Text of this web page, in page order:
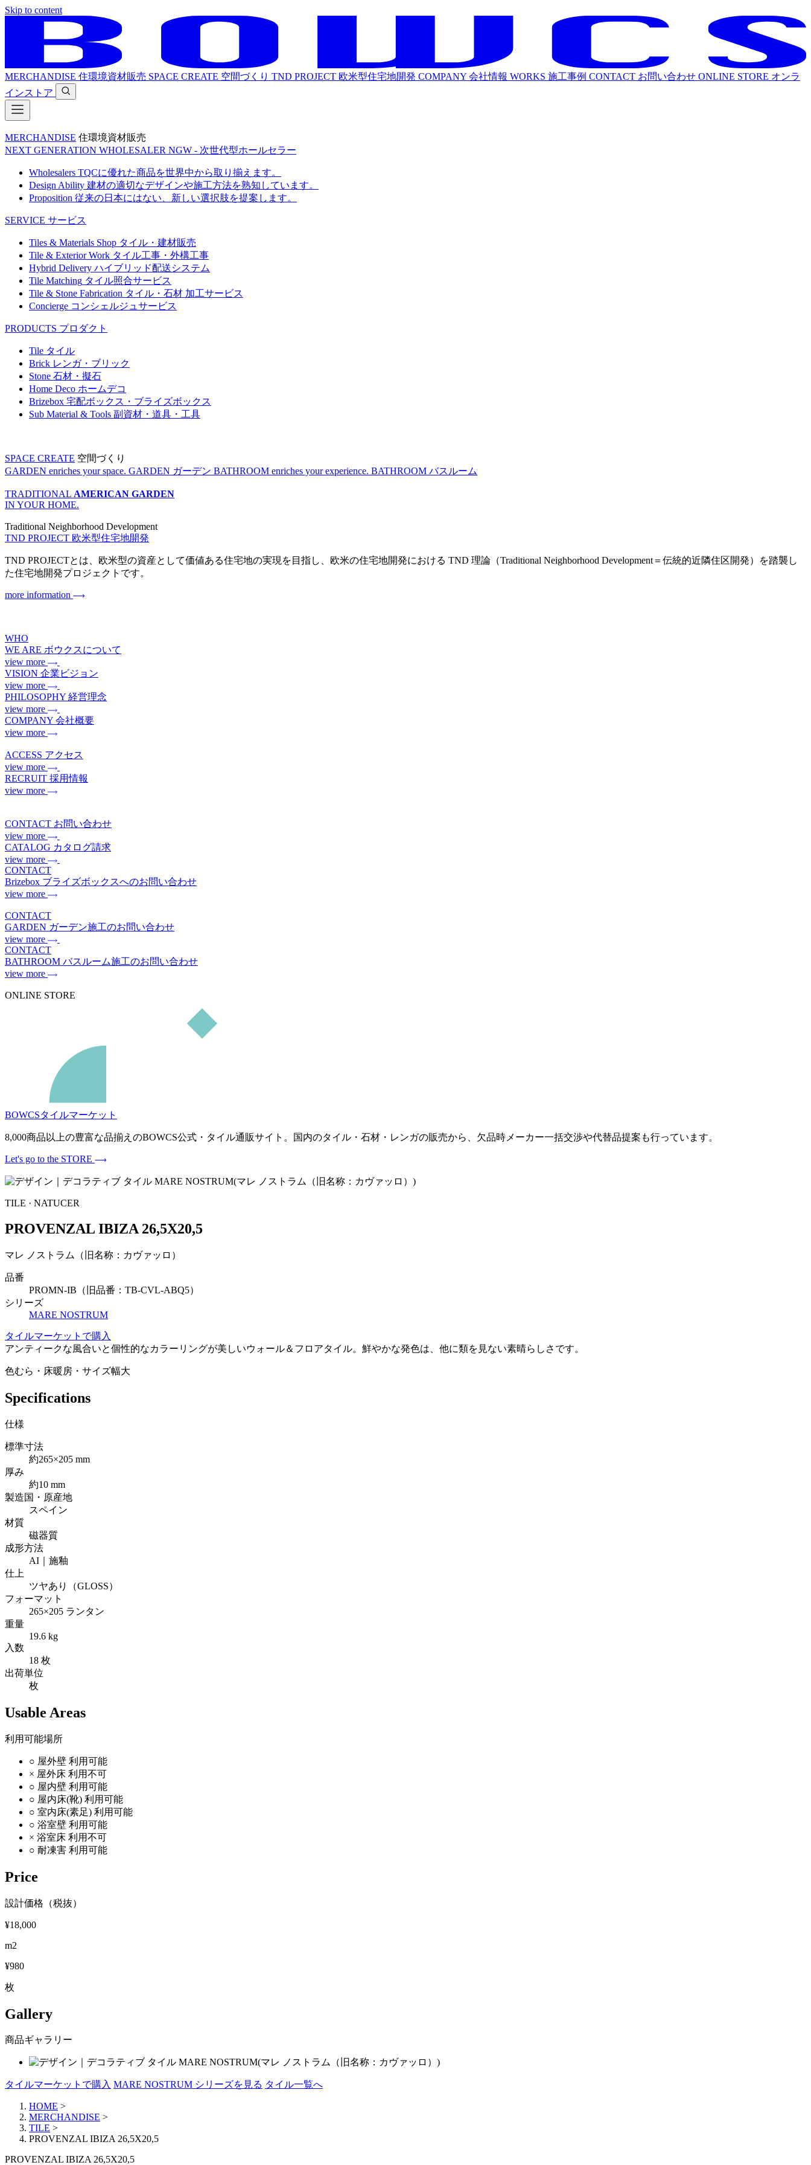
Skip to content
MERCHANDISE 住環境資材販売 SPACE CREATE 空間づくり TND PROJECT 欧米型住宅地開発 COMPANY 会社情報 WORKS 施工事例 CONTACT お問い合わせ ONLINE STORE オンラ
インストア
MERCHANDISE 住環境資材販売
NEXT GENERATION WHOLESALER NGW - 次世代型ホールセラー
Wholesalers TQCに優れた商品を世界中から取り揃えます。
Design Ability 建材の適切なデザインや施工方法を熟知しています。
Proposition 従来の日本にはない、新しい選択肢を提案します。
SERVICE サービス
Tiles & Materials Shop タイル・建材販売
Tile & Exterior Work タイル工事・外構工事
Hybrid Delivery ハイブリッド配送システム
Tile Matching タイル照合サービス
Tile & Stone Fabrication タイル・石材 加工サービス
Concierge コンシェルジュサービス
PRODUCTS プロダクト
Tile タイル
Brick レンガ・ブリック
Stone 石材・擬石
Home Deco ホームデコ
Brizebox 宅配ボックス・ブライズボックス
Sub Material & Tools 副資材・道具・工具
SPACE CREATE 空間づくり
GARDEN enriches your space. GARDEN ガーデン BATHROOM enriches your experience. BATHROOM バスルーム
TRADITIONAL AMERICAN GARDEN
IN YOUR HOME.
Traditional Neighborhood Development
TND PROJECT 欧米型住宅地開発
TND PROJECTとは、欧米型の資産として価値ある住宅地の実現を目指し、欧米の住宅地開発における TND 理論（Traditional Neighborhood Development＝伝統的近隣住区開発）を踏襲し
た住宅地開発プロジェクトです。
more information
WHO
WE ARE ボウクスについて
view more
VISION 企業ビジョン
view more
PHILOSOPHY 経営理念
view more
COMPANY 会社概要
view more
ACCESS アクセス
view more
RECRUIT 採用情報
view more
CONTACT お問い合わせ
view more
CATALOG カタログ請求
view more
CONTACT
Brizebox ブライズボックスへのお問い合わせ
view more
CONTACT
GARDEN ガーデン施工のお問い合わせ
view more
CONTACT
BATHROOM バスルーム施工のお問い合わせ
view more
ONLINE STORE
BOWCSタイルマーケット
8,000商品以上の豊富な品揃えのBOWCS公式・タイル通販サイト。国内のタイル・石材・レンガの販売から、欠品時メーカー一括交渉や代替品提案も行っています。
Let's go to the STORE
TILE · NATUCER
PROVENZAL IBIZA 26,5X20,5
マレ ノストラム（旧名称：カヴァッロ）
品番
PROMN-IB（旧品番：TB-CVL-ABQ5）
シリーズ
MARE NOSTRUM
タイルマーケットで購入
アンティークな風合いと個性的なカラーリングが美しいウォール＆フロアタイル。鮮やかな発色は、他に類を見ない素晴らしさです。
色むら・床暖房・サイズ幅大
Specifications
仕様
標準寸法
約265×205 mm
厚み
約10 mm
製造国・原産地
スペイン
材質
磁器質
成形方法
AI｜施釉
仕上
ツヤあり（GLOSS）
フォーマット
265×205 ランタン
重量
19.6 kg
入数
18 枚
出荷単位
枚
Usable Areas
利用可能場所
○ 屋外壁 利用可能
× 屋外床 利用不可
○ 屋内壁 利用可能
○ 屋内床(靴) 利用可能
○ 室内床(素足) 利用可能
○ 浴室壁 利用可能
× 浴室床 利用不可
○ 耐凍害 利用可能
Price
設計価格（税抜）
¥18,000
m2
¥980
枚
Gallery
商品ギャラリー
タイルマーケットで購入 MARE NOSTRUM シリーズを見る タイル一覧へ
HOME >
MERCHANDISE >
TILE >
PROVENZAL IBIZA 26,5X20,5
PROVENZAL IBIZA 26,5X20,5